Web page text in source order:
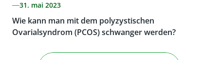
31. mai 2023
Wie kann man mit dem polyzystischen
Ovarialsyndrom (PCOS) schwanger werden?